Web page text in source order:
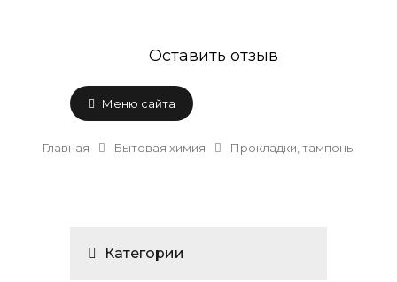
Оставить отзыв
Меню сайта
Главная Бытовая химия Прокладки, тампоны
Категории